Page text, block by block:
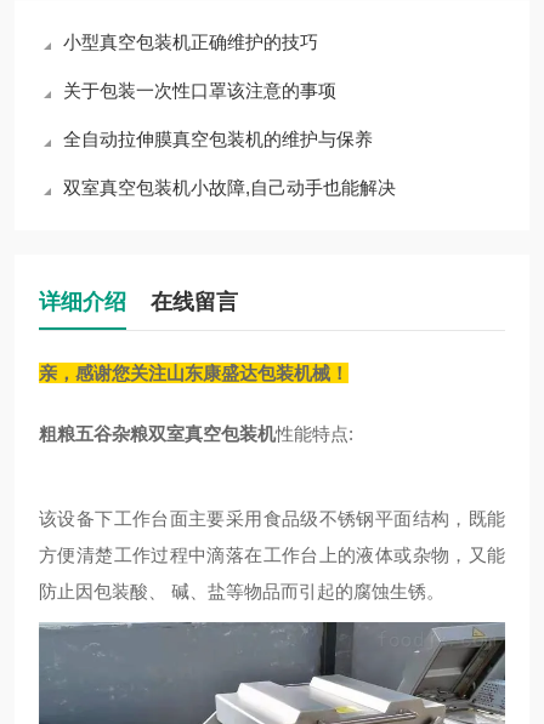
小型真空包装机正确维护的技巧
关于包装一次性口罩该注意的事项
全自动拉伸膜真空包装机的维护与保养
双室真空包装机小故障,自己动手也能解决
详细介绍 在线留言
亲，感谢您关注山东康盛达包装机械！
粗粮五谷杂粮双室真空包装机性能特点:
该设备下工作台面主要采用食品级不锈钢平面结构，既能
方便清楚工作过程中滴落在工作台上的液体或杂物，又能
防止因包装酸、 碱、盐等物品而引起的腐蚀生锈。